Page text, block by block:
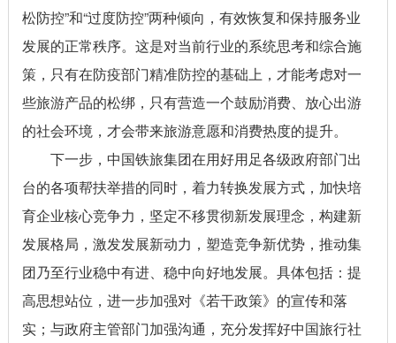
松防控”和“过度防控”两种倾向，有效恢复和保持服务业
发展的正常秩序。这是对当前行业的系统思考和综合施
策，只有在防疫部门精准防控的基础上，才能考虑对一
些旅游产品的松绑，只有营造一个鼓励消费、放心出游
的社会环境，才会带来旅游意愿和消费热度的提升。
下一步，中国铁旅集团在用好用足各级政府部门出
台的各项帮扶举措的同时，着力转换发展方式，加快培
育企业核心竞争力，坚定不移贯彻新发展理念，构建新
发展格局，激发发展新动力，塑造竞争新优势，推动集
团乃至行业稳中有进、稳中向好地发展。具体包括：提
高思想站位，进一步加强对《若干政策》的宣传和落
实；与政府主管部门加强沟通，充分发挥好中国旅行社